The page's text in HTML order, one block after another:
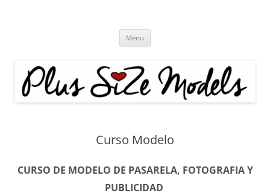
Plus Size Models
Menu
Curso Modelo
CURSO DE MODELO DE PASARELA, FOTOGRAFIA Y
PUBLICIDAD